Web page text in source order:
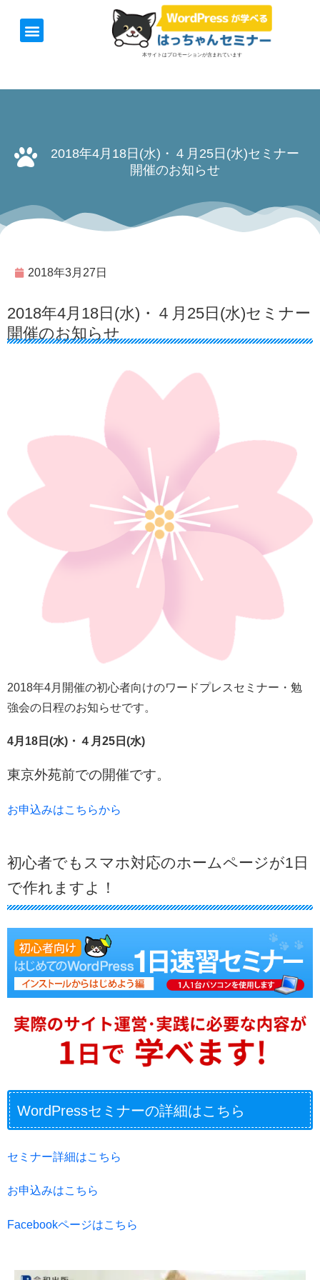
本サイトはプロモーションが含まれています
2018年4月18日(水)・４月25日(水)セミナー
開催のお知らせ
2018年3月27日
2018年4月18日(水)・４月25日(水)セミナー
開催のお知らせ
2018年4月開催の初心者向けのワードプレスセミナー・勉
強会の日程のお知らせです。
4月18日(水)・４ 月25日(水)
東京外苑前での開催です。
お申込みはこちらから
初心者でもスマホ対応のホームページが1日
で作れますよ！
WordPressセミナーの詳細はこちら
セミナー詳細はこちら
お申込みはこちら
Facebookページはこちら